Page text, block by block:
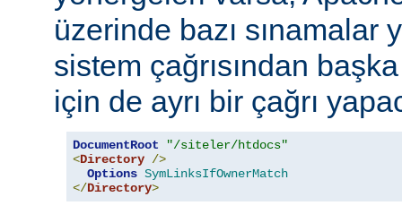
üzerinde bazı sınamalar
sistem çağrısından
için de ayrı bir çağrı
DocumentRoot
"/siteler/htdocs"
<Directory />
Options SymLinksIfOwnerMatch
</Directory>